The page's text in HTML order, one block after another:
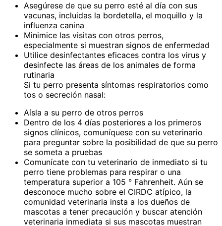
Asegúrese de que su perro esté al día con sus
vacunas, incluidas la bordetella, el moquillo y la
influenza canina
Minimice las visitas con otros perros,
especialmente si muestran signos de enfermedad
Utilice desinfectantes eficaces contra los virus y
desinfecte las áreas de los animales de forma
rutinaria
Si tu perro presenta síntomas respiratorios como
tos o secreción nasal:
Aísla a su perro de otros perros
Dentro de los 4 días posteriores a los primeros
signos clínicos, comuníquese con su veterinario
para preguntar sobre la posibilidad de que su perro
se someta a pruebas
Comunícate con tu veterinario de inmediato si tu
perro tiene problemas para respirar o una
temperatura superior a 105 ° Fahrenheit. Aún se
desconoce mucho sobre el CIRDC atípico, la
comunidad veterinaria insta a los dueños de
mascotas a tener precaución y buscar atención
veterinaria inmediata si sus mascotas muestran